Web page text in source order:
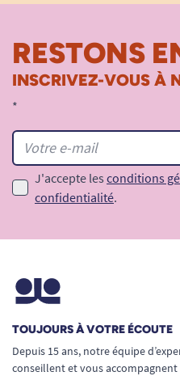
RESTONS
INSCRIVEZ-VOUS À
*
J'accepte les conditions
confidentialité.
TOUJOURS À VOTRE ÉCOUTE
Depuis 15 ans, notre équipe
conseillent et vous accompagnent